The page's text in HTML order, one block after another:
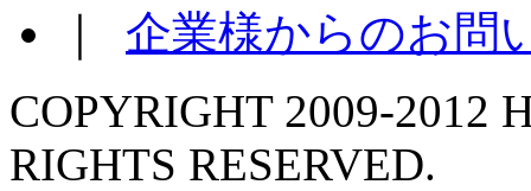
企業様からのお問
COPYRIGHT 2009-2012
RIGHTS RESERVED.